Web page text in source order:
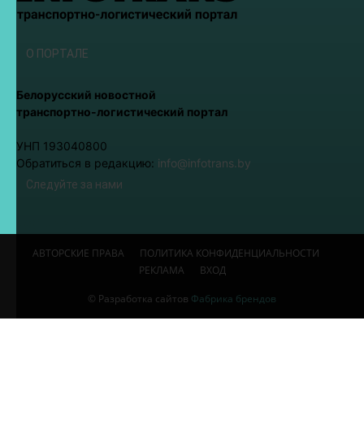
О ПОРТАЛЕ
Белорусский новостной
транспортно-логистический портал
УНП 193040800
Обратиться в редакцию: info@infotrans.bу
Следуйте за нами
АВТОРСКИЕ ПРАВА
ПОЛИТИКА КОНФИДЕНЦИАЛЬНОСТИ
РЕКЛАМА
ВХОД
© Разработка сайтов Фабрика брендов